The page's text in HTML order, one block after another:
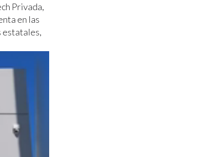
Privada,
en las
estatales,